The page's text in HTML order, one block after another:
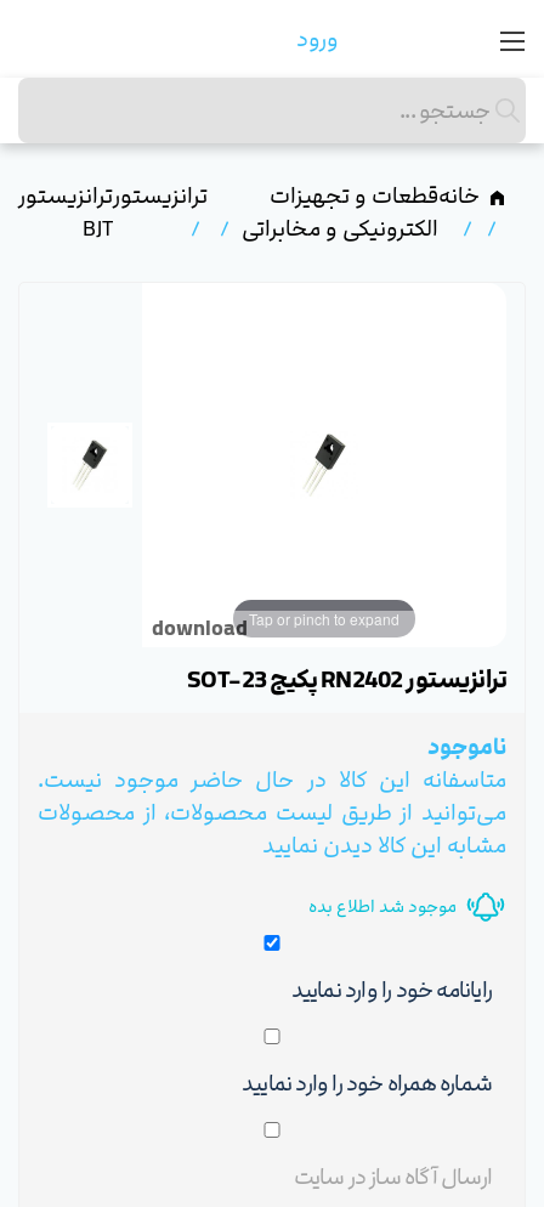
ورود
خانهقطعات و تجهیزات
الکترونیکی و مخابراتی
ترانزیستورترانزیستور
BJT
downloadTap or pinch to expand
ترانزیستور RN2402 پکیج SOT-23
ناموجود
متاسفانه این کالا در حال حاضر موجود نیست.
می‌توانید از طریق لیست محصولات، از محصولات
مشابه این کالا دیدن نمایید
موجود شد اطلاع بده